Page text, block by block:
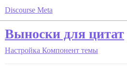
Discourse Meta
Выноски для цитат
Настройка Компонент темы